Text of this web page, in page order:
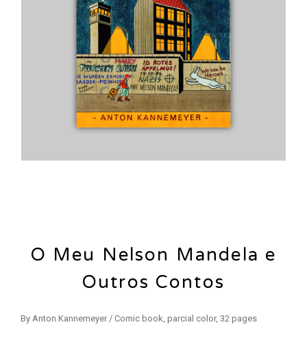
O Meu Nelson Mandela e
Outros Contos
By Anton Kannemeyer / Comic book, parcial color, 32 pages